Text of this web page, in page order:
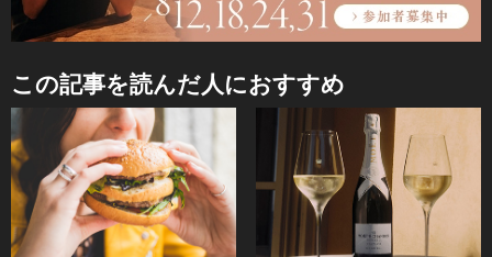
この記事を読んだ人におすすめ